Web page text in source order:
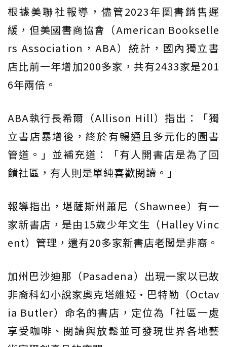
根據美聯社報導，儘管2023年圖書銷售遲
緩，但美國書商協會（American Bookselle
rs Association，ABA）統計，國內獨立書
店比前一年增加200多家，共有2433家是201
6年兩倍。
ABA執行長希爾（Allison Hill）指出：「獨
立書店暴增後，終於有暢通且多元化的圖書
管道。」並補充道：「有人開書店是為了回
饋社區，有人則是單純喜歡閱讀。」
報導指出，堪薩斯州蕭尼（Shawnee）有一
家新書店，是由15歲少年文生（Halley Vinc
ent）管理，還有20多家新書店老闆是非裔。
加州巴沙迪那（Pasadena）出現一家以已故
非裔科幻小說家奧克塔維婭·巴特勒（Octav
ia Butler）命名的書店，定位為「社區一處
享受咖啡、閱讀與放鬆並可發現世界各地藝